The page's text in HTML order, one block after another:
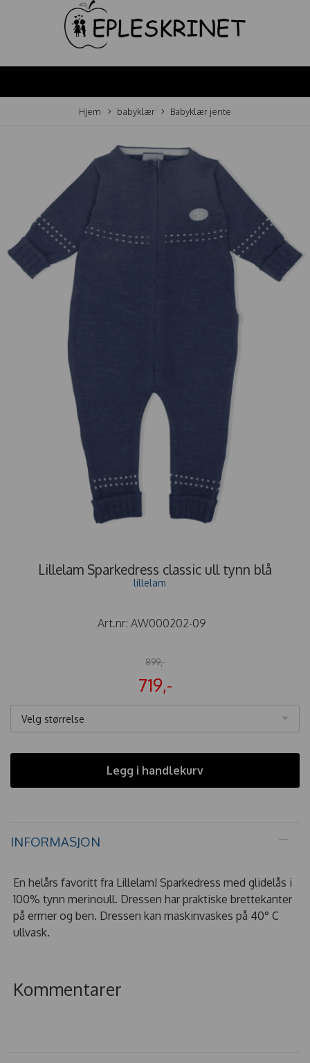
Hjem babyklær Babyklær jente
Lillelam Sparkedress classic ull tynn blå
lillelam
Art.nr: AW000202-09
899,-
719,-
Velg størrelse
Legg i handlekurv
INFORMASJON
En helårs favoritt fra Lillelam! Sparkedress med glidelås i
100% tynn merinoull. Dressen har praktiske brettekanter
på ermer og ben. Dressen kan maskinvaskes på 40° C
ullvask.
Kommentarer